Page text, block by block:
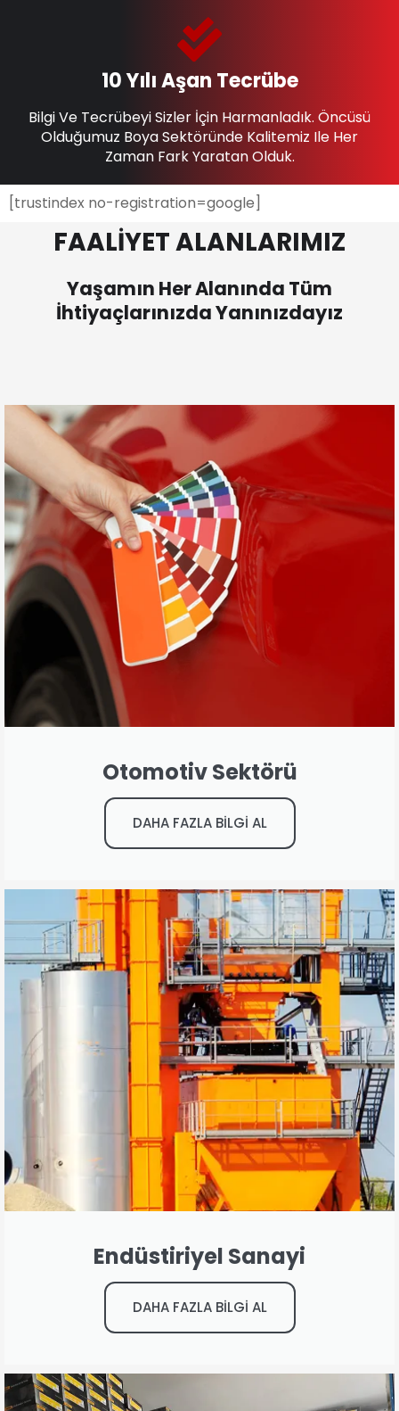
10 Yılı Aşan Tecrübe
Bilgi Ve Tecrübeyi Sizler İçin Harmanladık. Öncüsü
Olduğumuz Boya Sektöründe Kalitemiz Ile Her
Zaman Fark Yaratan Olduk.
[trustindex no-registration=google]
FAALİYET ALANLARIMIZ
Yaşamın Her Alanında Tüm
İhtiyaçlarınızda Yanınızdayız
Otomotiv Sektörü
DAHA FAZLA BİLGİ AL
Endüstiriyel Sanayi
DAHA FAZLA BİLGİ AL